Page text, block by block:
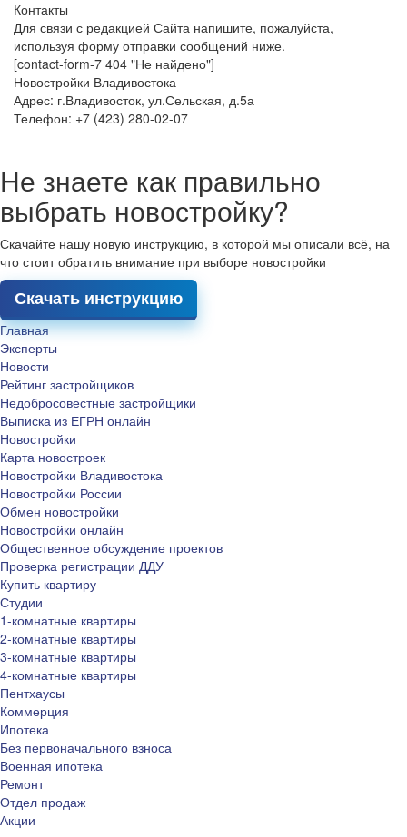
Контакты
Для связи с редакцией Сайта напишите, пожалуйста,
используя форму отправки сообщений ниже.
[contact-form-7 404 "Не найдено"]
Новостройки Владивостока
Адрес: г.Владивосток, ул.Сельская, д.5а
Телефон: +7 (423) 280-02-07
Не знаете как правильно
выбрать новостройку?
Скачайте нашу новую инструкцию, в которой мы описали всё, на
что стоит обратить внимание при выборе новостройки
Скачать инструкцию
Главная
Эксперты
Новости
Рейтинг застройщиков
Недобросовестные застройщики
Выписка из ЕГРН онлайн
Новостройки
Карта новостроек
Новостройки Владивостока
Новостройки России
Обмен новостройки
Новостройки онлайн
Общественное обсуждение проектов
Проверка регистрации ДДУ
Купить квартиру
Студии
1-комнатные квартиры
2-комнатные квартиры
3-комнатные квартиры
4-комнатные квартиры
Пентхаусы
Коммерция
Ипотека
Без первоначального взноса
Военная ипотека
Ремонт
Отдел продаж
Акции